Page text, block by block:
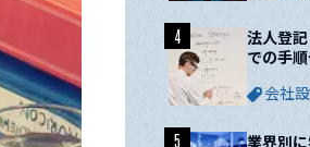
法人登
での手
会社
4
業界別
5